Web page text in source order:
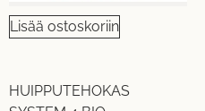
Lisää ostoskoriin
HUIPPUTEHOKAS